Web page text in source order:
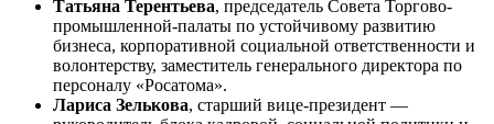
Татьяна Терентьева, председатель Совета Торгово-
промышленной-палаты по устойчивому развитию
бизнеса, корпоративной социальной ответственности и
волонтерству, заместитель генерального директора по
персоналу «Росатома».
Лариса Зелькова, старший вице-президент —